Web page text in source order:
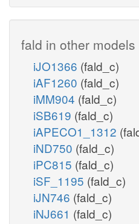
fald in other models
iJO1366 (fald_c)
iAF1260 (fald_c)
iMM904 (fald_c)
iSB619 (fald_c)
iAPECO1_1312
iND750 (fald_c)
iPC815 (fald_c)
iSF_1195 (fald_c)
iJN746 (fald_c)
iNJ661 (fald_c)